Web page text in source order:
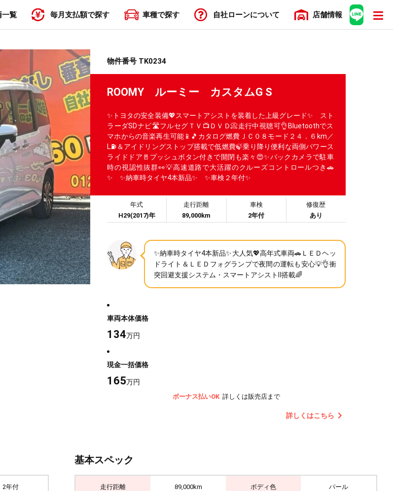
一覧 毎月支払額で探す 車種で探す 自社ローンについて 店舗情報
物件番号 TK0234
ROOMY ルーミー カスタムG S
✨トヨタの安全装備💖スマートアシストを装着した上級グレード✨ スト
ラーダSDナビ🛣️フルセグＴＶ📺ＤＶＤ📀走行中視聴可👌Bluetoothでス
マホからの音楽再生可能📱🎵カタログ燃費ＪＣ０８モード２４．６km／
L⛽＆アイドリングストップ搭載で低燃費🍃乗り降り便利な両側パワース
ライドドア🚪プッシュボタン付きで開閉も楽々😍✨バックカメラで駐車
時の視認性抜群👀💡高速道路で大活躍のクルーズコントロールつき🚗
✨ ✨納車時タイヤ4本新品✨ ✨車検２年付✨
年式
H29(2017)年
走行距離
89,000km
車検
2年付
修復歴
あり
✨納車時タイヤ4本新品✨大人気💖高年式車両🚗ＬＥＤヘッ
ドライト＆ＬＥＤフォグランプで夜間の運転も安心💡👌衝
突回避支援システム・スマートアシストⅡ搭載🌈
車両本体価格
134万円
現金一括価格
165万円
ボーナス払いOK 詳しくは販売店まで
詳しくはこちら
2年付
基本スペック
走行距離 89,000km ボディ色 パール